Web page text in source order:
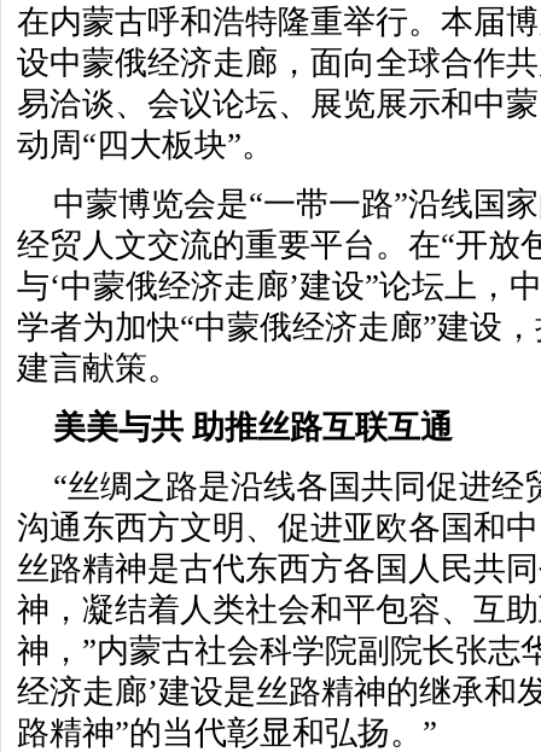
在内蒙古呼和浩特隆重举行。本届
设中蒙俄经济走廊，面向全球合作
易洽谈、会议论坛、展览展示和中
动周“四大板块”。
中蒙博览会是“一带一路”沿线国
经贸人文交流的重要平台。在“开放
与‘中蒙俄经济走廊’建设”论坛上，
学者为加快“中蒙俄经济走廊”建设
建言献策。
美美与共 助推丝路互联互通
“丝绸之路是沿线各国共同促进经
沟通东西方文明、促进亚欧各国和
丝路精神是古代东西方各国人民共
神，凝结着人类社会和平包容、互
神，”内蒙古社会科学院副院长张志
经济走廊’建设是丝路精神的继承和
路精神”的当代彰显和弘扬。”